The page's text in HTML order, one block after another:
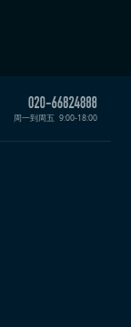
周一到周五 9:00-18:00